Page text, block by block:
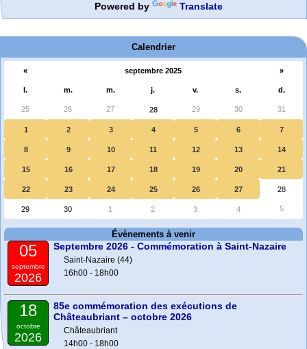
Powered by Translate
Calendrier
« septembre 2025 »
l. m. m. j. v. s. d.
25 26 27 28 29 30 31
1 2 3 4 5 6 7
8 9 10 11 12 13 14
15 16 17 18 19 20 21
22 23 24 25 26 27 28
29 30 1 2 3 4 5
Évènements à venir
05
septembre
2026
Septembre 2026 - Commémoration à Saint-Nazaire
Saint-Nazaire (44)
16h00 - 18h00
18
octobre
2026
85e commémoration des exécutions de
Châteaubriant – octobre 2026
Châteaubriant
14h00 - 18h00